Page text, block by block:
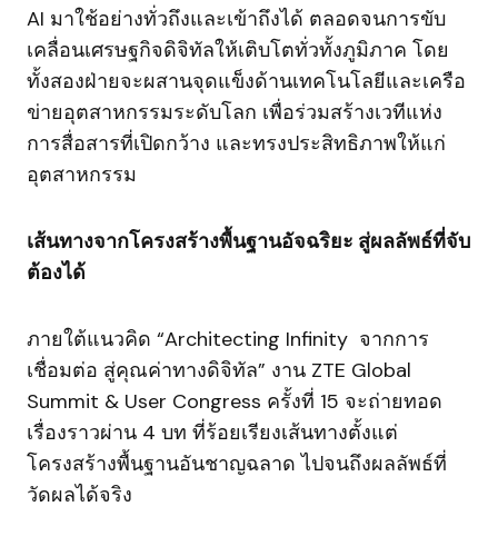
AI มาใช้อย่างทั่วถึงและเข้าถึงได้ ตลอดจนการขับ
เคลื่อนเศรษฐกิจดิจิทัลให้เติบโตทั่วทั้งภูมิภาค โดย
ทั้งสองฝ่ายจะผสานจุดแข็งด้านเทคโนโลยีและเครือ
ข่ายอุตสาหกรรมระดับโลก เพื่อร่วมสร้างเวทีแห่ง
การสื่อสารที่เปิดกว้าง และทรงประสิทธิภาพให้แก่
อุตสาหกรรม
เส้นทางจากโครงสร้างพื้นฐานอัจฉริยะ สู่ผลลัพธ์ที่จับ
ต้องได้
ภายใต้แนวคิด “Architecting Infinity จากการ
เชื่อมต่อ สู่คุณค่าทางดิจิทัล” งาน ZTE Global
Summit & User Congress ครั้งที่ 15 จะถ่ายทอด
เรื่องราวผ่าน 4 บท ที่ร้อยเรียงเส้นทางตั้งแต่
โครงสร้างพื้นฐานอันชาญฉลาด ไปจนถึงผลลัพธ์ที่
วัดผลได้จริง